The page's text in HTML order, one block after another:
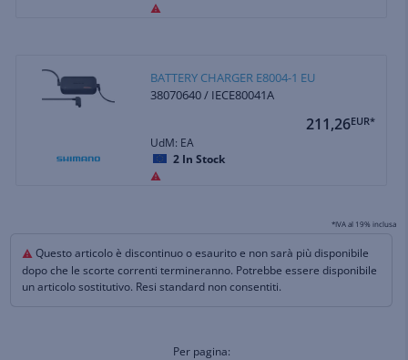
BATTERY CHARGER E8004-1 EU
38070640 / IECE80041A
211,26EUR*
UdM: EA
2 In Stock
*IVA al 19% inclusa
Questo articolo è discontinuo o esaurito e non sarà più disponibile
dopo che le scorte correnti termineranno. Potrebbe essere disponibile
un articolo sostitutivo. Resi standard non consentiti.
Per pagina: